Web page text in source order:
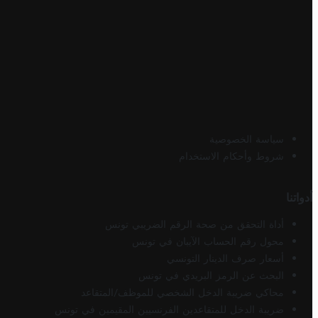
سياسة الخصوصية
شروط وأحكام الاستخدام
أدواتنا
أداة التحقق من صحة الرقم الضريبي تونس
محول رقم الحساب الآيبان في تونس
أسعار صرف الدينار التونسي
البحث عن الرمز البريدي في تونس
محاكي ضريبة الدخل الشخصي للموظف/المتقاعد
ضريبة الدخل للمتقاعدين الفرنسيين المقيمين في تونس